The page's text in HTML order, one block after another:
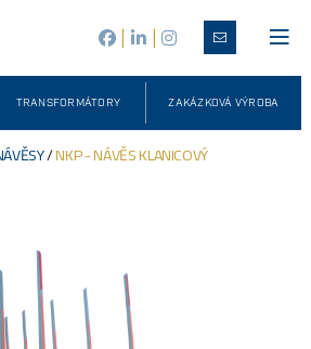
TRANSFORMÁTORY ZAKÁZKOVÁ VÝROBA
/NKP - NÁVĚS KLANICOVÝ